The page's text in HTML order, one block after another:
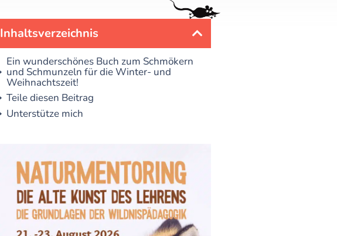
Inhaltsverzeichnis
Ein wunderschönes Buch zum Schmökern
und Schmunzeln für die Winter- und
Weihnachtszeit!
Teile diesen Beitrag
Unterstütze mich